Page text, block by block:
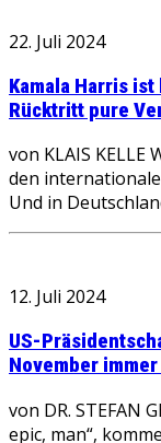
22. Juli 2024
Kamala Harris
Rücktritt pure
von KLAIS KELLE
den
Und in
12. Juli 2024
US-
November
von DR. STEFAN
epic, man“,